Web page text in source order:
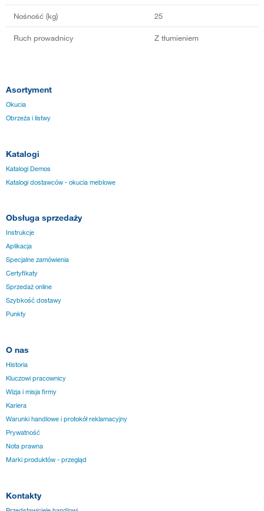
Nośność (kg) 25
Ruch prowadnicy Z tłumieniem
Asortyment
Okucia
Obrzeża i listwy
Katalogi
Katalogi Demos
Katalogi dostawców - okucia meblowe
Obsługa sprzedaży
Instrukcje
Aplikacja
Specjalne zamówienia
Certyfikaty
Sprzedaż online
Szybkość dostawy
Punkty
O nas
Historia
Kluczowi pracownicy
Wizja i misja firmy
Kariera
Warunki handlowe i protokół reklamacyjny
Prywatność
Nota prawna
Marki produktów - przegląd
Kontakty